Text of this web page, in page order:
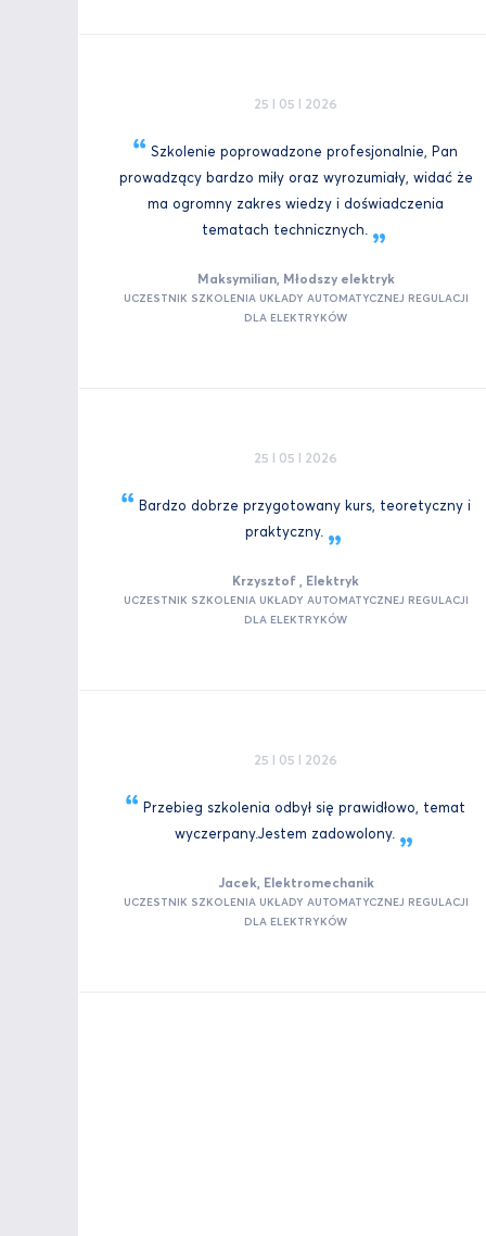
25 I 05 I 2026
Szkolenie poprowadzone profesjonalnie, Pan
prowadzący bardzo miły oraz wyrozumiały, widać że
ma ogromny zakres wiedzy i doświadczenia
tematach technicznych.
Maksymilian, Młodszy elektryk
UCZESTNIK SZKOLENIA UKŁADY AUTOMATYCZNEJ REGULACJI
DLA ELEKTRYKÓW
25 I 05 I 2026
Bardzo dobrze przygotowany kurs, teoretyczny i
praktyczny.
Krzysztof , Elektryk
UCZESTNIK SZKOLENIA UKŁADY AUTOMATYCZNEJ REGULACJI
DLA ELEKTRYKÓW
25 I 05 I 2026
Przebieg szkolenia odbył się prawidłowo, temat
wyczerpany.Jestem zadowolony.
Jacek, Elektromechanik
UCZESTNIK SZKOLENIA UKŁADY AUTOMATYCZNEJ REGULACJI
DLA ELEKTRYKÓW